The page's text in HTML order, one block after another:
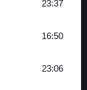
23:37
16:50
23:06